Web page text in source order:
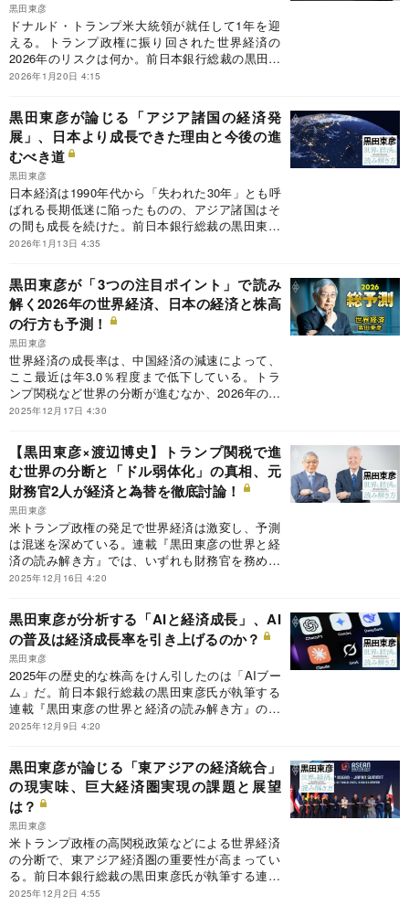
黒田東彦
ドナルド・トランプ米大統領が就任して1年を迎
える。トランプ政権に振り回された世界経済の
2026年のリスクは何か。前日本銀行総裁の黒田東
彦氏が執筆する連載『黒田東彦の世界と経済の読
年と26年の世界経済リスク」。2年目に突入する
トランプ政権など、3％成長の分岐点にある世界
経済を左右するリスク要因とは？
2026年1月20日 4:15
黒田東彦が論じる「アジア諸国の経済発
展」、日本より成長できた理由と今後の進
むべき道
黒田東彦
日本経済は1990年代から「失われた30年」とも呼
ばれる長期低迷に陥ったものの、アジア諸国はそ
の間も成長を続けた。前日本銀行総裁の黒田東彦
氏が執筆する連載『黒田東彦の世界と経済の読み
発展」。アジア諸国が日本よりも成長できた理由
と、今後も発展を続けるために進むべき道とは？
2026年1月13日 4:35
黒田東彦が「3つの注目ポイント」で読み
解く2026年の世界経済、日本の経済と株高
の行方も予測！
黒田東彦
世界経済の成長率は、中国経済の減速によって、
ここ最近は年3.0％程度まで低下している。トラ
ンプ関税など世界の分断が進むなか、2026年の世
界経済はどうなるのか。26年の世界経済を読み解
の行方について展望する。
2025年12月17日 4:30
【黒田東彦×渡辺博史】トランプ関税で進
む世界の分断と「ドル弱体化」の真相、元
財務官2人が経済と為替を徹底討論！
黒田東彦
米トランプ政権の発足で世界経済は激変し、予測
は混迷を深めている。連載『黒田東彦の世界と経
済の読み解き方』では、いずれも財務官を務めた
前日本銀行総裁の黒田東彦氏と前国際通貨研究所
ってお届けする。対談詳報の初回は、トランプ関
税で進む世界の分断と、基軸通貨ドルの「弱体
化」について2人の見解を聞いた。
2025年12月16日 4:20
黒田東彦が分析する「AIと経済成長」、AI
の普及は経済成長率を引き上げるのか？
黒田東彦
2025年の歴史的な株高をけん引したのは「AIブー
ム」だ。前日本銀行総裁の黒田東彦氏が執筆する
連載『黒田東彦の世界と経済の読み解き方』の今
回のテーマは、「AIと経済成長」。AIの普及は経
2025年12月9日 4:20
黒田東彦が論じる「東アジアの経済統合」
の現実味、巨大経済圏実現の課題と展望
は？
黒田東彦
米トランプ政権の高関税政策などによる世界経済
の分断で、東アジア経済圏の重要性が高まってい
る。前日本銀行総裁の黒田東彦氏が執筆する連載
『黒田東彦の世界と経済の読み解き方』の今回の
2025年12月2日 4:55